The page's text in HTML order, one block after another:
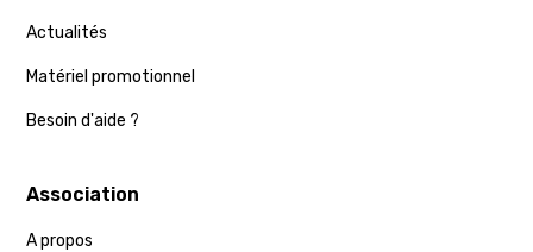
Actualités
Matériel promotionnel
Besoin d'aide ?
Association
A propos